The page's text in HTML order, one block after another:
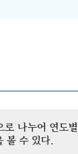
나누어 연
볼 수 있다.